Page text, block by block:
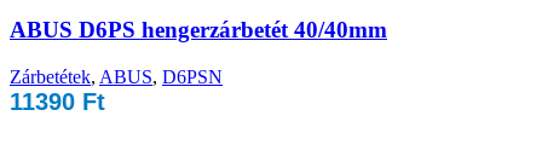
ABUS D6PS hengerzárbetét 40/40mm
Zárbetétek, ABUS, D6PSN
11390 Ft